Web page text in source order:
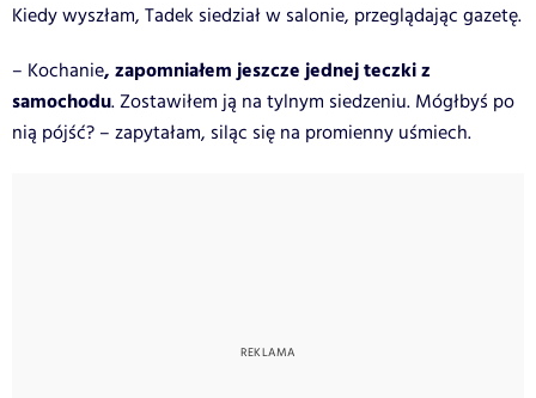
Kiedy wyszłam, Tadek siedział w salonie, przeglądając gazetę.
– Kochanie, zapomniałem jeszcze jednej teczki z
samochodu. Zostawiłem ją na tylnym siedzeniu. Mógłbyś po
nią pójść? – zapytałam, siląc się na promienny uśmiech.